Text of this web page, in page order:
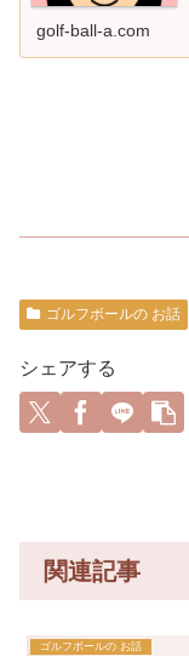
golf-ball-a.com
ゴルフボールの お話
シェアする
関連記事
ゴルフボールの お話